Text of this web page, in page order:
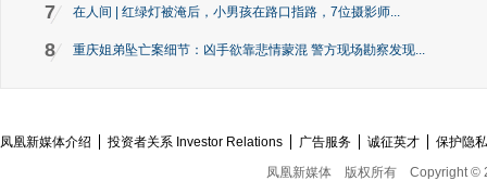
7 在人间 | 红绿灯被淹后，小男孩在路口指路，7位摄影师...
8 重庆姐弟坠亡案细节：凶手欲靠悲情蒙混 警方现场勘察发现...
凤凰新媒体介绍 投资者关系 Investor Relations 广告服务 诚征英才
保护隐
凤凰新媒体
版权所有 Copyright ©